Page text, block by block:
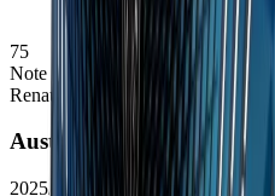
75
Note
Renault
Austral
2025/2026